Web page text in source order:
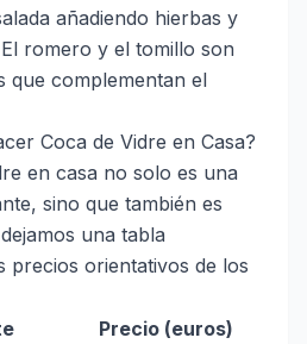
añadiendo hierbas y
romero y el tomillo son
que complementan el
Coca de Vidre en Casa?
en casa no solo es una
sino que también es
una tabla
precios orientativos de los
Precio (euros)